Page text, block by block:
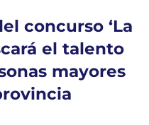
concurso ‘La
el talento
mayores